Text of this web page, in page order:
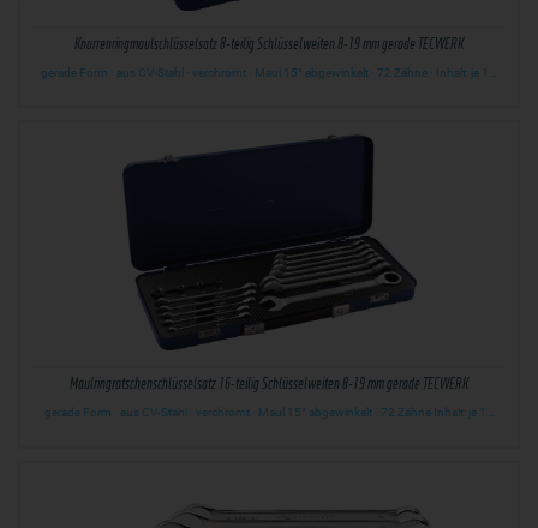
Knarrenringmaulschlüsselsatz 8-teilig Schlüsselweiten 8-19 mm gerade TECWERK
gerade Form · aus CV-Stahl · verchromt · Maul 15° abgewinkelt · 72 Zähne · Inhalt: je 1…
Maulringratschenschlüsselsatz 16-teilig Schlüsselweiten 8-19 mm gerade TECWERK
gerade Form · aus CV-Stahl · verchromt · Maul 15° abgewinkelt · 72 Zähne Inhalt: je 1…